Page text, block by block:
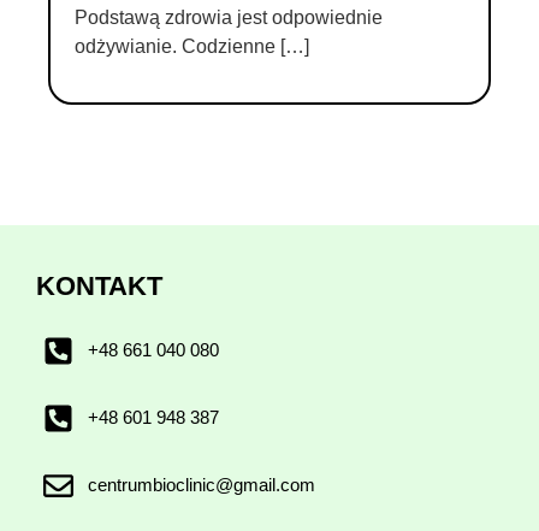
Podstawą zdrowia jest odpowiednie
odżywianie. Codzienne […]
KONTAKT
+48 661 040 080
+48 601 948 387
centrumbioclinic@gmail.com